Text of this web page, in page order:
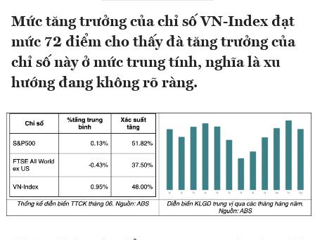
Mức tăng trưởng của chỉ số VN-Index đạt
mức 72 điểm cho thấy đà tăng trưởng của
chỉ số này ở mức trung tính, nghĩa là xu
hướng đang không rõ ràng.